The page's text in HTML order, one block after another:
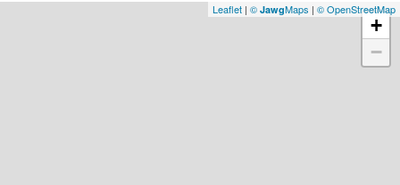
+
−
Leaflet | © JawgMaps | © OpenStreetMap